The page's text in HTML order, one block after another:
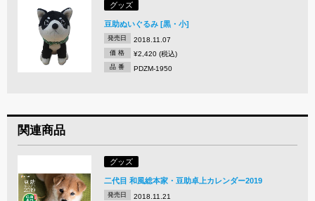
グッズ
豆助ぬいぐるみ [黒・小]
発売日 2018.11.07
価 格 ¥2,420 (税込)
品 番 PDZM-1950
関連商品
グッズ
二代目 和風総本家・豆助卓上カレンダー2019
発売日 2018.11.21